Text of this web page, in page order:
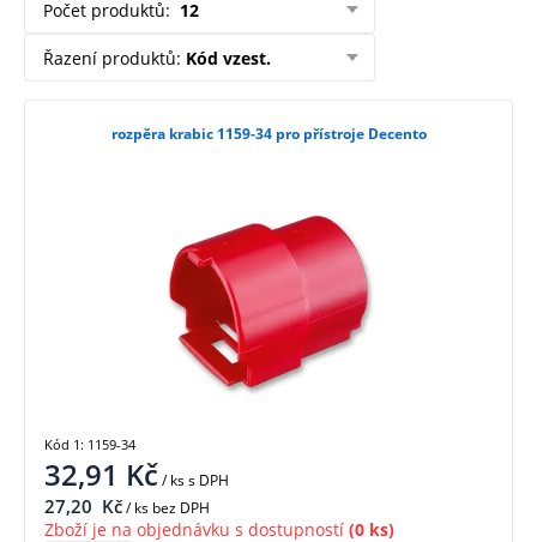
Počet produktů: 12
Řazení produktů: Kód vzest.
rozpěra krabic 1159-34 pro přístroje Decento
32,91 Kč/ kss DPH
27,20 Kč/ ks bez DPH
Zboží je na objednávku s dostupností (0 ks)
Kód 1: 1159-34